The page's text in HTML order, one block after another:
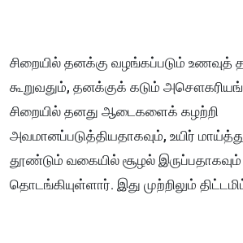
சிறையில் தனக்கு வழங்கப்படும் உணவுத்
கூறுவதும், தனக்குக் கடும்
சிறையில் தனது ஆடைகளைக் கழற்றி
அவமானப்படுத்தியதாகவும், உயிர்
தூண்டும் வகையில் சூழல் இருப்பதாகவும்
தொடங்கியுள்ளார். இது முற்றிலும்